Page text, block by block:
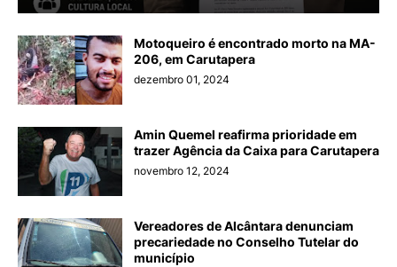
Motoqueiro é encontrado morto na MA-
206, em Carutapera
dezembro 01, 2024
Amin Quemel reafirma prioridade em
trazer Agência da Caixa para Carutapera
novembro 12, 2024
Vereadores de Alcântara denunciam
precariedade no Conselho Tutelar do
município